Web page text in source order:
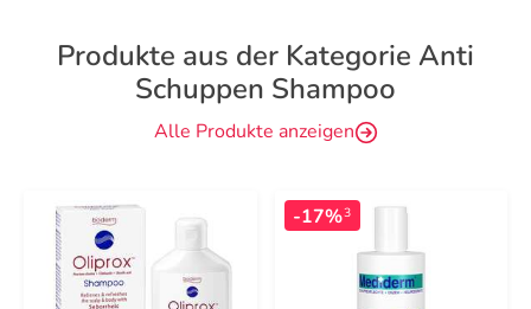
Produkte aus der Kategorie Anti
Schuppen Shampoo
Alle Produkte anzeigen
-17%3